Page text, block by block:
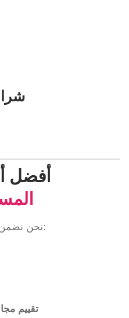
أفضل
نحنبناءً على:
تقييم